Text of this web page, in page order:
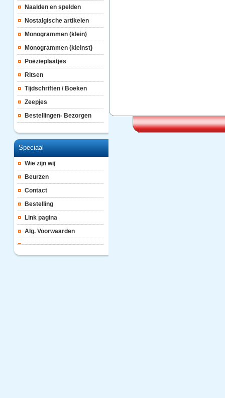
Naalden en spelden
Nostalgische artikelen
Monogrammen (klein)
Monogrammen (kleinst}
Poëzieplaatjes
Ritsen
Tijdschriften / Boeken
Zeepjes
Bestellingen- Bezorgen
Speciaal
Wie zijn wij
Beurzen
Contact
Bestelling
Link pagina
Alg. Voorwaarden